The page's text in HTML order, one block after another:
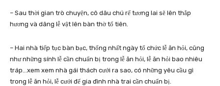
– Sau thời gian trò chuyện, cô dâu chú rể tương lai sẽ lên thắp
hương và dâng lễ vật lên bàn thờ tổ tiên.
– Hai nhà tiếp tục bàn bạc, thống nhất ngày tổ chức lễ ăn hỏi, cũng
như những sính lễ cần chuẩn bị trong lễ ăn hỏi, lễ ăn hỏi bao nhiêu
tráp…xem xem nhà gái thách cưới ra sao, có những yêu cầu gì
trong lễ ăn hỏi, lễ cưới để gia đình nhà trai cần chuẩn bị.